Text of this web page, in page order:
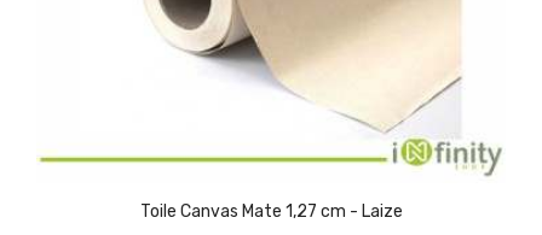
Toile Canvas Mate 1,27 cm - Laize